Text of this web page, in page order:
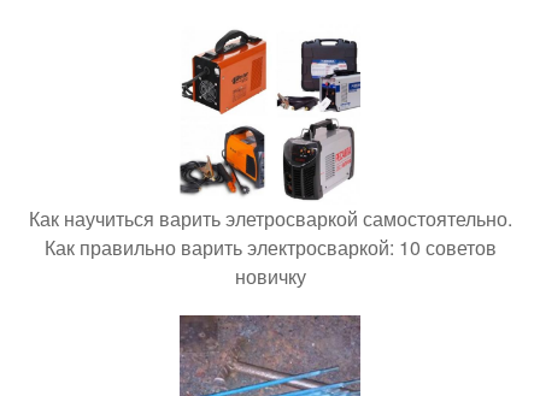
Как научиться варить элетросваркой самостоятельно.
Как правильно варить электросваркой: 10 советов
новичку